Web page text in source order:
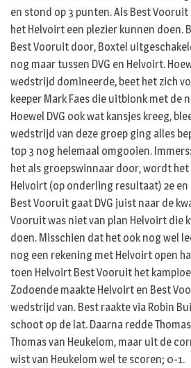
en stond op 3 punten. Als Best
het Helvoirt een plezier kunnen doen.
Best Vooruit door, Boxtel
nog maar tussen DVG en Helvoirt.
wedstrijd domineerde, beet het zich
keeper Mark Faes die uitblonk met de
Hoewel DVG ook wat kansjes kreeg,
wedstrijd van deze groep ging alles
top 3 nog helemaal omgooien.
het als groepswinnaar door, wordt
Helvoirt (op onderling resultaat) 2e en
Best Vooruit gaat DVG juist naar de
Vooruit was niet van plan Helvoirt die
doen. Misschien dat het ook nog wel
nog een rekening met Helvoirt open
toen Helvoirt Best Vooruit het
Zodoende maakte Helvoirt en Best
wedstrijd van. Best raakte via Robin
schoot op de lat. Daarna redde
Thomas van Heukelom, maar uit de
wist van Heukelom wel te scoren; 0-1.